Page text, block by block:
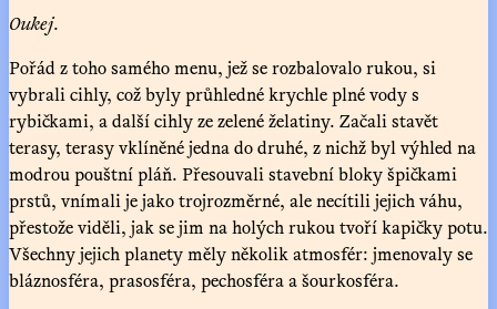
Oukej.
Pořád z toho samého menu, jež se rozbalovalo rukou, si
vybrali cihly, což byly průhledné krychle plné vody s
rybičkami, a další cihly ze zelené želatiny. Začali stavět
terasy, terasy vklíněné jedna do druhé, z nichž byl výhled na
modrou pouštní pláň. Přesouvali stavební bloky špičkami
prstů, vnímali je jako trojrozměrné, ale necítili jejich váhu,
přestože viděli, jak se jim na holých rukou tvoří kapičky potu.
Všechny jejich planety měly několik atmosfér: jmenovaly se
bláznosféra, prasosféra, pechosféra a šourkosféra.